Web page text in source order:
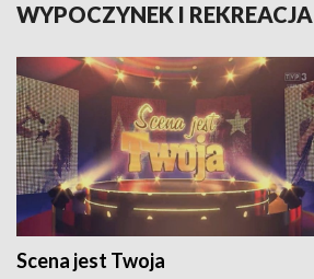
WYPOCZYNEK I REKREACJA
Scena jest Twoja